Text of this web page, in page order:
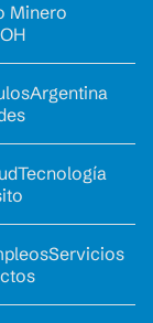
Minero
Argentina
Tecnología
Servicios